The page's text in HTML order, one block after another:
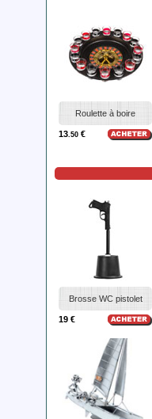
Roulette à boire
13 .50 €
Brosse WC pistolet
19 €